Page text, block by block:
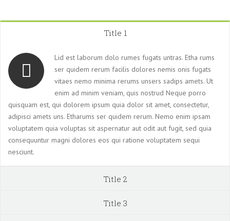
Title 1
Lid est laborum dolo rumes fugats untras. Etha rums
ser quidem rerum facilis dolores nemis onis fugats
vitaes nemo minima rerums unsers sadips amets. Ut
enim ad minim veniam, quis nostrud Neque porro
quisquam est, qui dolorem ipsum quia dolor sit amet, consectetur,
adipisci amets uns. Etharums ser quidem rerum. Nemo enim ipsam
voluptatem quia voluptas sit aspernatur aut odit aut fugit, sed quia
consequuntur magni dolores eos qui ratione voluptatem sequi
nesciunt.
Title 2
Title 3